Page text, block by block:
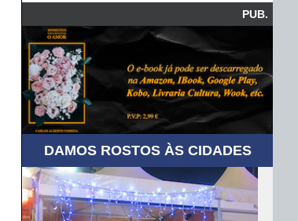
PUB.
DAMOS ROSTOS ÀS CIDADES